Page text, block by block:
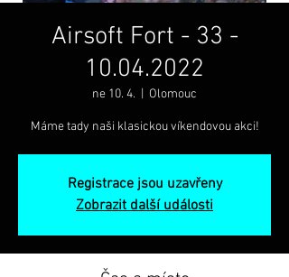
Airsoft Fort - 33 -
10.04.2022
ne 10. 4. Olomouc
Máme tady naši klasickou víkendovou akci!
Registrace jsou uzavřeny
Zobrazit další události